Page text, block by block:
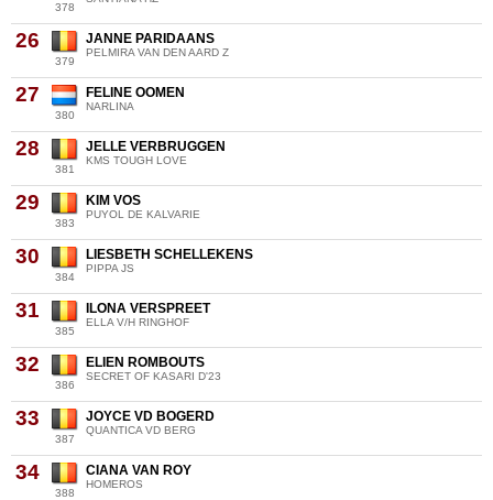
378
26
379
JANNE PARIDAANS
PELMIRA VAN DEN AARD Z
27
380
FELINE OOMEN
NARLINA
28
381
JELLE VERBRUGGEN
KMS TOUGH LOVE
29
383
KIM VOS
PUYOL DE KALVARIE
30
384
LIESBETH SCHELLEKENS
PIPPA JS
31
385
ILONA VERSPREET
ELLA V/H RINGHOF
32
386
ELIEN ROMBOUTS
SECRET OF KASARI D'23
33
387
JOYCE VD BOGERD
QUANTICA VD BERG
34
388
CIANA VAN ROY
HOMEROS